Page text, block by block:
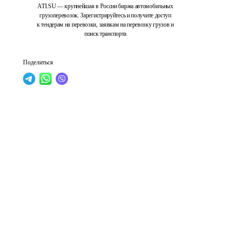
ATI.SU — крупнейшая в России биржа автомобильных
грузоперевозок. Зарегистрируйтесь и получите доступ
к тендерам на перевозки, заявкам на перевозку грузов и
поиск транспорта
Поделиться